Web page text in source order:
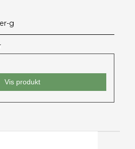
g
Vis produkt